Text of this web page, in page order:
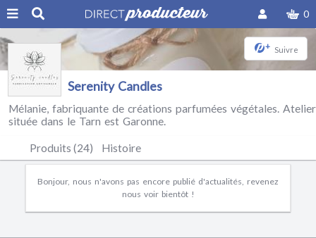
0
+ Suivre
Serenity Candles
Mélanie, fabriquante de créations parfumées végétales. Atelier
située dans le Tarn est Garonne.
Produits (24) Histoire
Bonjour, nous n'avons pas encore publié d'actualités, revenez
nous voir bientôt !